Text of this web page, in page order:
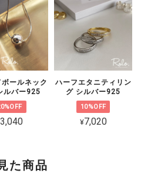
態を確認のうえ対応をご案内
すので、恐れ入りますがショッ
い合わせよりご連絡いただけま
です。
アス シルバー925
ってます。 着けていると褒めて貰え
もありがとうございます😊
ールネック
ルバー925
3,040
ハーフエタニティリン
グ シルバー925
10%OFF
¥7,020
た商品